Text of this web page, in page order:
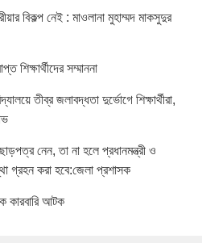
বিকল্প নেই : মাওলানা মুহাম্মদ মাকসুদুর
শিক্ষার্থীদের সম্মাননা
তীব্র জলাবদ্ধতা দুর্ভোগে শিক্ষার্থীরা,
নেন, তা না হলে প্রধানমন্ত্রী ও
গ্রহন করা হবে:জেলা প্রশাসক
কারবারি আটক